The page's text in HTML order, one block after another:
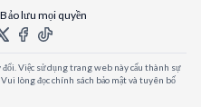
lưu mọi quyền
Việc sử dụng trang web này cấu thành sự
lòng đọc chính sách bảo mật và tuyên bố